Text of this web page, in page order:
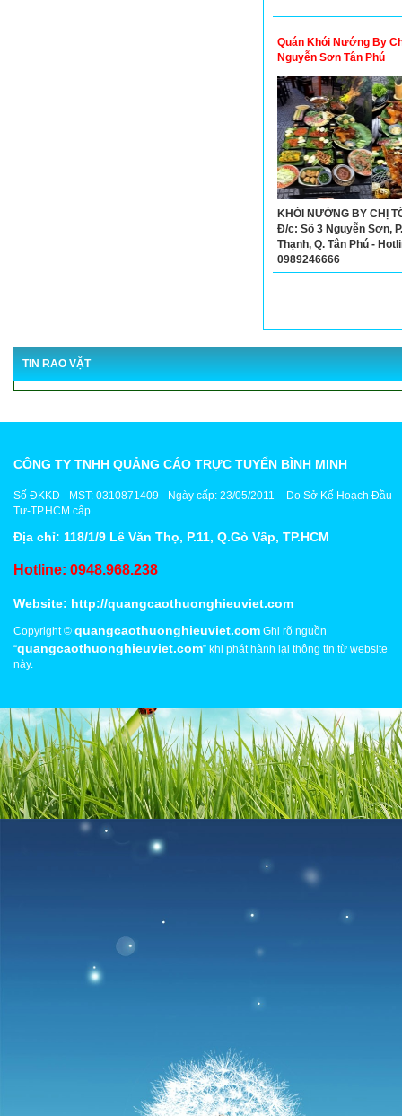
Quán Khói Nướng By
Nguyễn Sơn Tân Phú
KHÓI NƯỚNG BY CHỊ
Đ/c: Số 3 Nguyễn Sơn,
Thạnh, Q. Tân Phú -
0989246666
TIN RAO VẶT
CÔNG TY TNHH QUẢNG CÁO TRỰC TUYẾN BÌNH MINH
Số ĐKKD - MST: 0310871409 - Ngày cấp: 23/05/2011 – Do Sở Kế Hoạch Đầu
Tư-TP.HCM cấp
Địa chỉ: 118/1/9 Lê Văn Thọ, P.11, Q.Gò Vấp, TP.HCM
Hotline: 0948.968.238
Website: http://quangcaothuonghieuviet.com
Copyright © quangcaothuonghieuviet.com Ghi rõ nguồn
“quangcaothuonghieuviet.com” khi phát hành lại thông tin từ website
này.